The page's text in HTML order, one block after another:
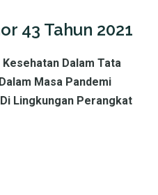
43 Tahun 2021
Dalam Tata
Masa Pandemi
Lingkungan Perangkat